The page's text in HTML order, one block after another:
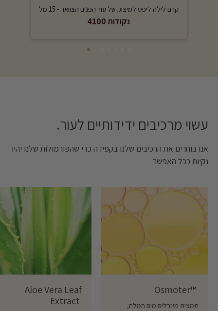
קרם לילה ליפט למיצוק של עור הפנים הצוואר - 15 מל
4100 נקודות
עשוי מרכיבים ידידותיים לעור. ‎
אנו בוחרים את הרכיבים שלנו בקפידה כדי שהפורמולות שלנו יהיו
נקיות ככל האפשר
Osmoter™ ‎
תמצית מינרלים מים המלח,
Aloe Vera Leaf
Extract ‎